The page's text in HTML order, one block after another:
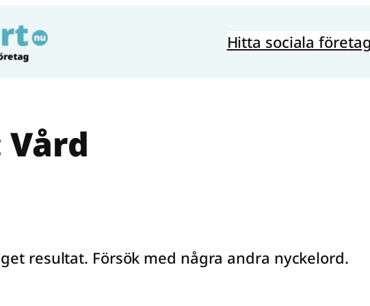
Hitta sociala företag
Vård
resultat. Försök med några andra nyckelord.